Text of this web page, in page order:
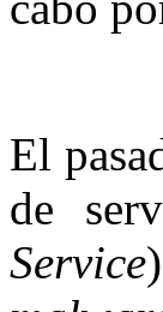
El
de
Service